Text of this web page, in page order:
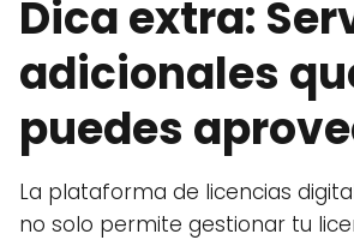
Dica extra:
adicionales
puedes
La plataforma de licencias
no solo permite gestionar tu